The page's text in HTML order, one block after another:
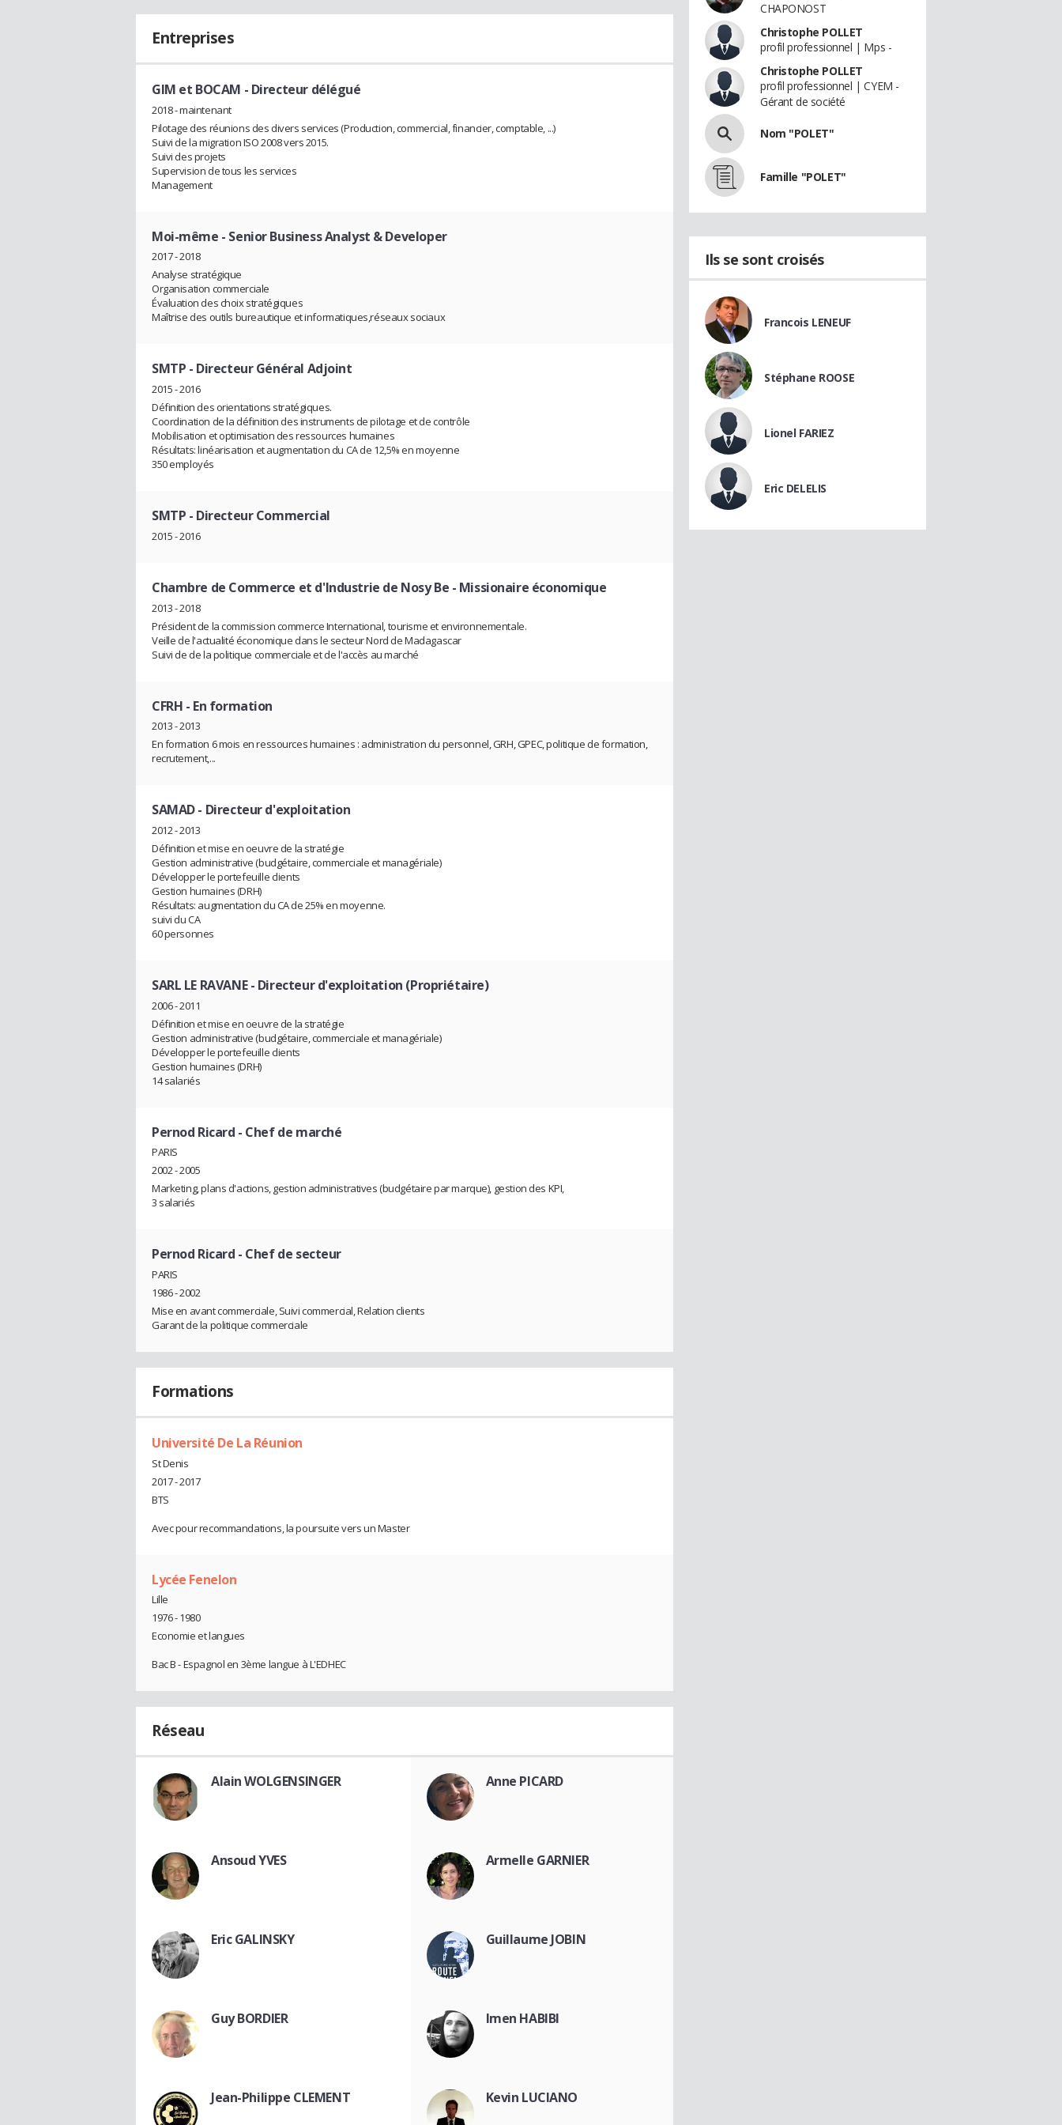
Entreprises
GIM et BOCAM - Directeur délégué
2018 - maintenant
Pilotage des réunions des divers services (Production, commercial, financier, comptable, ...)
Suivi de la migration ISO 2008 vers 2015.
Suivi des projets
Supervision de tous les services
Management
Moi-même - Senior Business Analyst & Developer
2017 - 2018
Analyse stratégique
Organisation commerciale
Évaluation des choix stratégiques
Maîtrise des outils bureautique et informatiques,réseaux sociaux
SMTP - Directeur Général Adjoint
2015 - 2016
Définition des orientations stratégiques.
Coordination de la définition des instruments de pilotage et de contrôle
Mobilisation et optimisation des ressources humaines
Résultats: linéarisation et augmentation du CA de 12,5% en moyenne
350 employés
SMTP - Directeur Commercial
2015 - 2016
Chambre de Commerce et d'Industrie de Nosy Be - Missionaire économique
2013 - 2018
Président de la commission commerce International, tourisme et environnementale.
Veille de l'actualité économique dans le secteur Nord de Madagascar
Suivi de de la politique commerciale et de l'accès au marché
CFRH - En formation
2013 - 2013
En formation 6 mois en ressources humaines : administration du personnel, GRH, GPEC, politique de formation,
recrutement,...
SAMAD- Directeur d'exploitation
2012 - 2013
Définition et mise en oeuvre de la stratégie
Gestion administrative (budgétaire, commerciale et managériale)
Développer le portefeuille clients
Gestion humaines (DRH)
Résultats: augmentation du CA de 25% en moyenne.
suivi du CA
60 personnes
SARL LE RAVANE- Directeur d'exploitation (Propriétaire)
2006 - 2011
Définition et mise en oeuvre de la stratégie
Gestion administrative (budgétaire, commerciale et managériale)
Développer le portefeuille clients
Gestion humaines (DRH)
14 salariés
Pernod Ricard - Chef de marché
PARIS
2002 - 2005
Marketing, plans d'actions, gestion administratives (budgétaire par marque), gestion des KPI,
3 salariés
Pernod Ricard - Chef de secteur
PARIS
1986 - 2002
Mise en avant commerciale, Suivi commercial, Relation clients
Garant de la politique commerciale
Formations
Université De La Réunion
St Denis
2017 - 2017
BTS
Avec pour recommandations, la poursuite vers un Master
Lycée Fenelon
Lille
1976 - 1980
Economie et langues
Bac B - Espagnol en 3ème langue à L'EDHEC
Réseau
Alain WOLGENSINGER Anne PICARD
Ansoud YVES Armelle GARNIER
Eric GALINSKY Guillaume JOBIN
Guy BORDIER Imen HABIBI
Jean-Philippe CLEMENT Kevin LUCIANO
CHAPONOST
Christophe POLLET
profil professionnel | Mps -
Christophe POLLET
profil professionnel | CYEM -
Gérant de société
Nom "POLET"
Famille "POLET"
Ils se sont croisés
Francois LENEUF
Stéphane ROOSE
Lionel FARIEZ
Eric DELELIS